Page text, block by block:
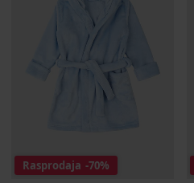
Rasprodaja -70%